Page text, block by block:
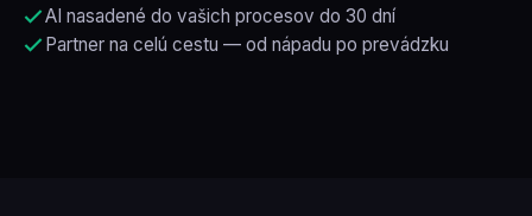
AI nasadené do vašich procesov do 30 dní
Partner na celú cestu — od nápadu po prevádzku